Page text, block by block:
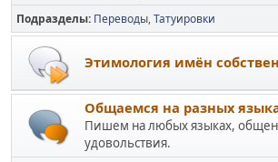
Подразделы Переводы Татуировки
Этимология имён
Общаемся на разных
Пишем на любых языках,
удовольствия.